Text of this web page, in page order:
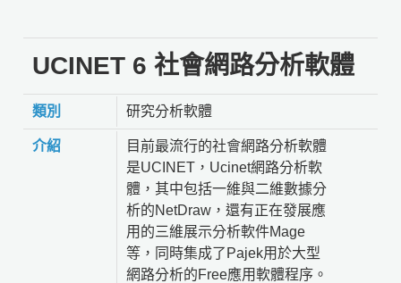
UCINET 6 社會網路分析軟體
類別 研究分析軟體
介紹
目前最流行的社會網路分析軟體
是UCINET，Ucinet網路分析軟
體，其中包括一維與二維數據分
析的NetDraw，還有正在發展應
用的三維展示分析軟件Mage
等，同時集成了Pajek用於大型
網路分析的Free應用軟體程序。